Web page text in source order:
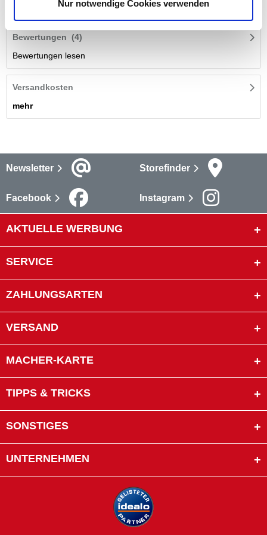
Nur notwendige Cookies verwenden
bei Sonderpreis-Baumarkt.mehr
Bewertungen (4)
Bewertungen lesen
Versandkosten
mehr
Newsletter Storefinder
Facebook Instagram
AKTUELLE WERBUNG
SERVICE
ZAHLUNGSARTEN
VERSAND
MACHER-KARTE
TIPPS & TRICKS
SONSTIGES
UNTERNEHMEN